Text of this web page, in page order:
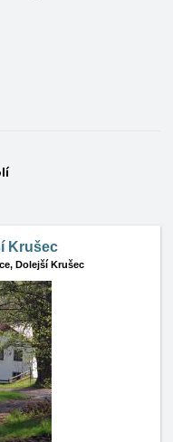
Krušec
Dolejší Krušec